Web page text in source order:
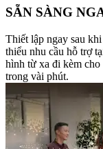
SẴN SÀNG
Thiết lập ngay sau
thiểu nhu cầu hỗ trợ
hình từ xa đi kèm
trong vài phút.